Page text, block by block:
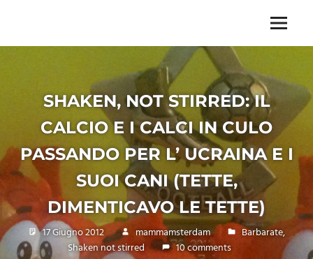
content
imprescindibile,
Mammamsterdam
anche
in
formato
monodose
e
nuova
confezione
migliorata
Menu
SHAKEN, NOT STIRRED: IL
CALCIO E I CALCI IN CULO
PASSANDO PER L’ UCRAINA E I
SUOI CANI (TETTE,
DIMENTICAVO LE TETTE)
17 Giugno 2012 mammamsterdam Barbarate,
Shaken not stirred
10 comments